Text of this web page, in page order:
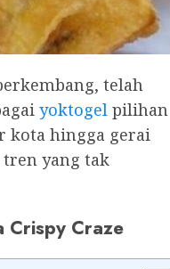
telah
yoktogel pilihan
kota hingga gerai
yang tak
Crispy Craze